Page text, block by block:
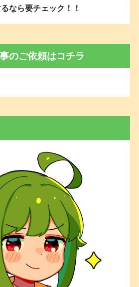
なら要チェック！！
のご依頼はコチラ